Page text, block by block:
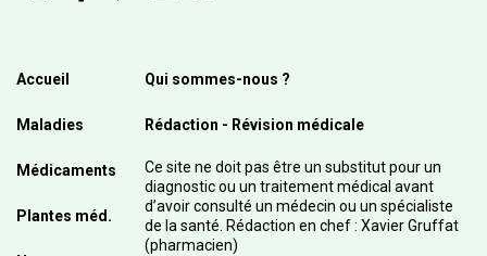
Accueil
Maladies
Médicaments
Plantes méd.
Qui sommes-nous ?
Rédaction - Révision médicale
Ce site ne doit pas être un substitut pour un
diagnostic ou un traitement médical avant
d’avoir consulté un médecin ou un spécialiste
de la santé. Rédaction en chef : Xavier Gruffat
(pharmacien)